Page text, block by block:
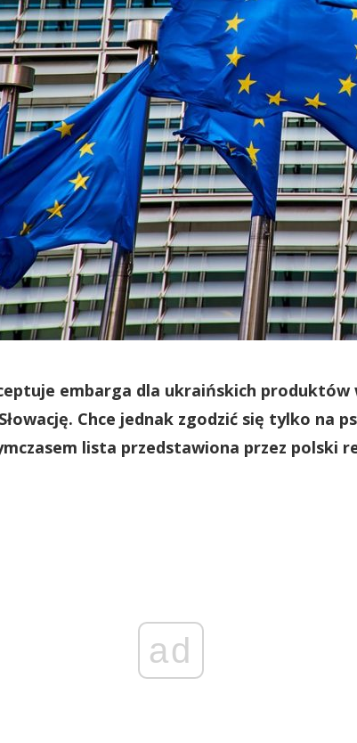
embarga dla ukraińskich produktów
Chce jednak zgodzić się tylko na
lista przedstawiona przez polski
ad